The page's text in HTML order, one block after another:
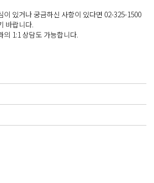
문의 게시판
이 있거나 궁금하신 사항이 있다면 02-325-1500
바랍니다.
의 1:1 상담도 가능합니다.